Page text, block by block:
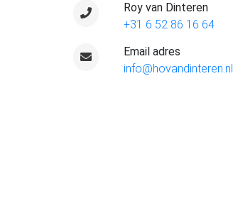
Roy van Dinteren
+31 6 52 86 16 64
Email adres
info@hovandinteren.nl